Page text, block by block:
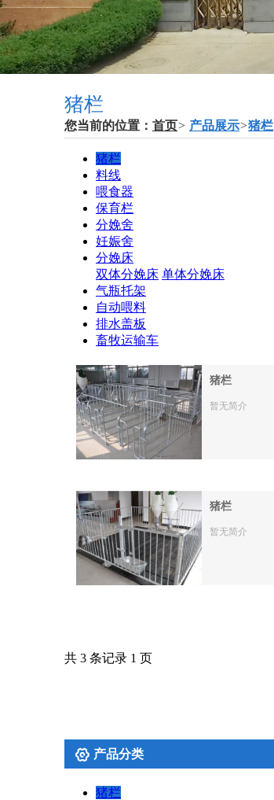
猪栏
您当前的位置： 首页> 产品展示>猪栏
猪栏
料线
喂食器
保育栏
分娩舍
妊娠舍
分娩床
双体分娩床 单体分娩床
气瓶托架
自动喂料
排水盖板
畜牧运输车
猪栏
暂无简介
猪栏
暂无简介
共 3 条记录 1 页
 产品分类
猪栏